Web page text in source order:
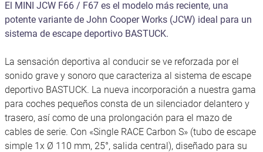
El MINI JCW F66 / F67 es el modelo más reciente, una
potente variante de John Cooper Works (JCW) ideal para un
sistema de escape deportivo BASTUCK.
La sensación deportiva al conducir se ve reforzada por el
sonido grave y sonoro que caracteriza al sistema de escape
deportivo BASTUCK. La nueva incorporación a nuestra gama
para coches pequeños consta de un silenciador delantero y
trasero, así como de una prolongación para el mazo de
cables de serie. Con «Single RACE Carbon S» (tubo de escape
simple 1x Ø 110 mm, 25°, salida central), diseñado para su